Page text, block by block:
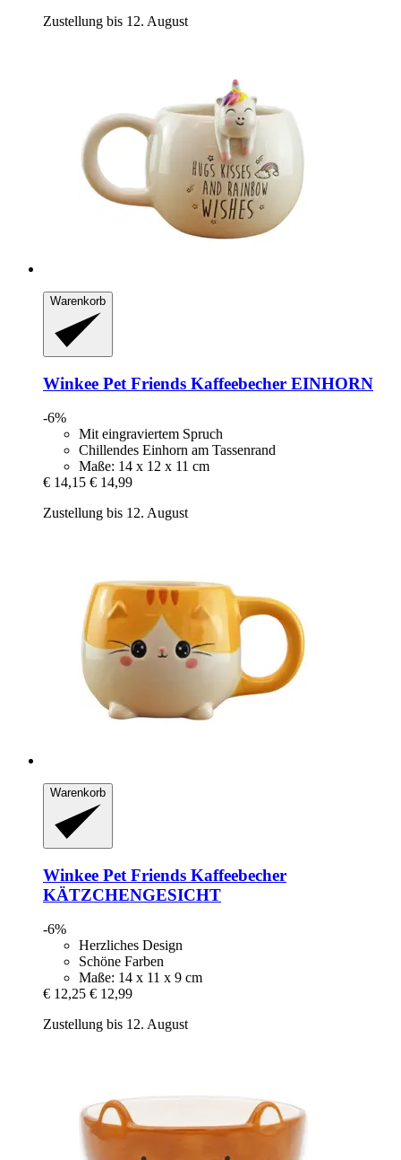
Zustellung bis 12. August
Warenkorb
Winkee Pet Friends Kaffeebecher EINHORN
-6%
Mit eingraviertem Spruch
Chillendes Einhorn am Tassenrand
Maße: 14 x 12 x 11 cm
€ 14,15 € 14,99
Zustellung bis 12. August
Warenkorb
Winkee Pet Friends Kaffeebecher
KÄTZCHENGESICHT
-6%
Herzliches Design
Schöne Farben
Maße: 14 x 11 x 9 cm
€ 12,25 € 12,99
Zustellung bis 12. August